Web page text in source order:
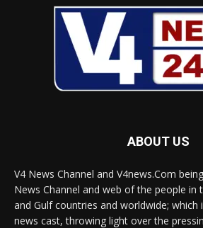
ABOUT US
V4 News Channel and V4news.Com
News Channel and web of the people in
and Gulf countries and worldwide;
news cast, throwing light over the